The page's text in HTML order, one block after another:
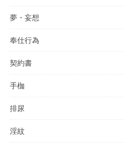
夢・妄想
奉仕行為
契約書
手枷
排尿
淫紋